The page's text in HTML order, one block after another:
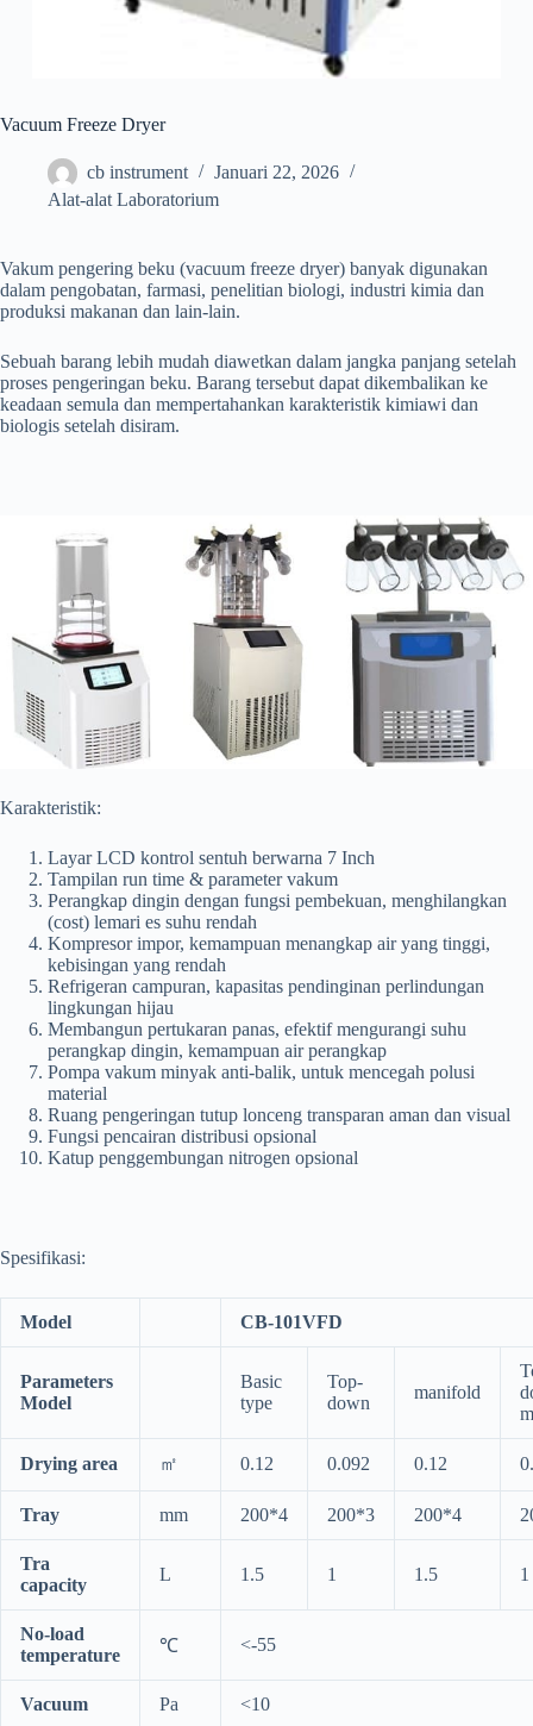
Vacuum Freeze Dryer
cb instrument
Januari 22, 2026
Alat-alat Laboratorium
Vakum pengering beku (vacuum freeze dryer) banyak digunakan
dalam pengobatan, farmasi, penelitian biologi, industri kimia dan
produksi makanan dan lain-lain.
Sebuah barang lebih mudah diawetkan dalam jangka panjang setelah
proses pengeringan beku. Barang tersebut dapat dikembalikan ke
keadaan semula dan mempertahankan karakteristik kimiawi dan
biologis setelah disiram.
Karakteristik:
Layar LCD kontrol sentuh berwarna 7 Inch
Tampilan run time & parameter vakum
Perangkap dingin dengan fungsi pembekuan, menghilangkan
(cost) lemari es suhu rendah
Kompresor impor, kemampuan menangkap air yang tinggi,
kebisingan yang rendah
Refrigeran campuran, kapasitas pendinginan perlindungan
lingkungan hijau
Membangun pertukaran panas, efektif mengurangi suhu
perangkap dingin, kemampuan air perangkap
Pompa vakum minyak anti-balik, untuk mencegah polusi
material
Ruang pengeringan tutup lonceng transparan aman dan visual
Fungsi pencairan distribusi opsional
Katup penggembungan nitrogen opsional
Spesifikasi:
Model CB-101VFD
Parameters
Model
Basic
type
Top-
down
manifold
Drying area ㎡ 0.12 0.092 0.12
Tray mm 200*4 200*3 200*4
Tra
capacity
L 1.5 1 1.5 1
No-load
temperature
℃ <-55
Vacuum Pa <10